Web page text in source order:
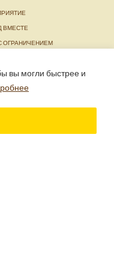
вы могли быстрее и
ВМЕСТЕ
ОГРАНИЧЕНИЕМ
разрешено только